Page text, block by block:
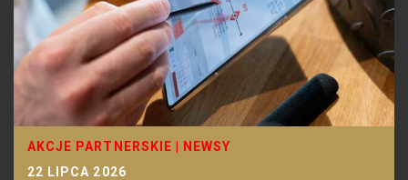
AKCJE PARTNERSKIE
NEWSY
22 LIPCA 2026